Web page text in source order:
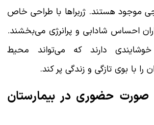
موجود هستند. ژربراها با طراحی خاص
احساس شادابی و پرانرژی می‌بخشند.
دارند که می‌تواند محیط
را با بوی تازگی و زندگی پر کند.
صورت حضوری در بیمارستان